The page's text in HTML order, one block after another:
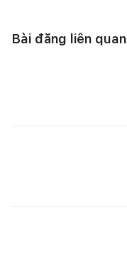
Bài đăng liên quan